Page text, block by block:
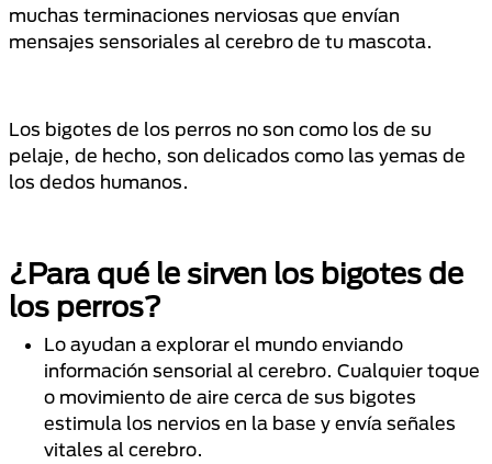
muchas terminaciones nerviosas que envían
mensajes sensoriales al cerebro de tu mascota.
Los bigotes de los perros no son como los de su
pelaje, de hecho, son delicados como las yemas de
los dedos humanos.
¿Para qué le sirven los bigotes de
los perros?
Lo ayudan a explorar el mundo enviando
información sensorial al cerebro. Cualquier toque
o movimiento de aire cerca de sus bigotes
estimula los nervios en la base y envía señales
vitales al cerebro.